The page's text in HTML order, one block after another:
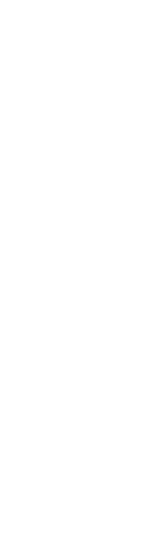
ていただ
ださい。
されるも
承くださ
販売店・
願いしま
登録され
同利用者
了承くだ
以下、
タル酸ジブチ
りません。
、
年数を意
等」とい
取得する
段を講じ
の製造装
引きをい
ン制御